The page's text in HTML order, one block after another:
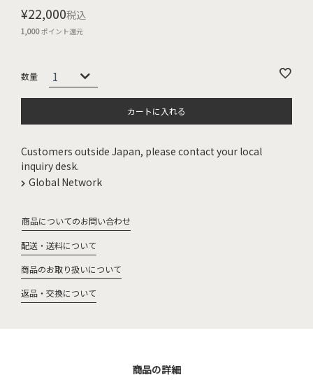
¥22,000税込
1,000ポイント還元
カートに入れる
Customers outside Japan, please contact your local
inquiry desk.
Global Network
商品についてのお問い合わせ
配送・送料について
商品のお取り扱いについて
返品・交換について
商品の詳細